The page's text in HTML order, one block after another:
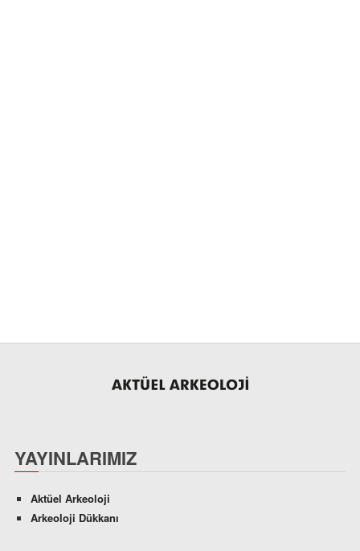
YAYINLARIMIZ
Aktüel Arkeoloji
Arkeoloji Dükkanı